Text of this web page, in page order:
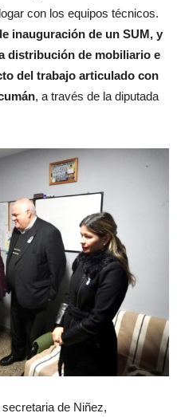
con los equipos técnicos.
inauguración de un SUM, y
distribución de mobiliario e
del trabajo articulado con
, a través de la diputada
de Niñez,